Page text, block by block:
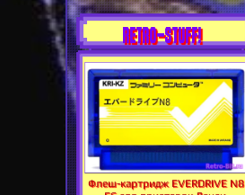
RETRO-STUFF!
Флеш-картридж EVERDRIVE N8